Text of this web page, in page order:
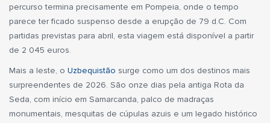
percurso termina precisamente em Pompeia, onde o tempo
parece ter ficado suspenso desde a erupção de 79 d.C. Com
partidas previstas para abril, esta viagem está disponível a partir
de 2 045 euros.
Mais a leste, o Uzbequistão surge como um dos destinos mais
surpreendentes de 2026. São onze dias pela antiga Rota da
Seda, com início em Samarcanda, palco de madraças
monumentais, mesquitas de cúpulas azuis e um legado histórico